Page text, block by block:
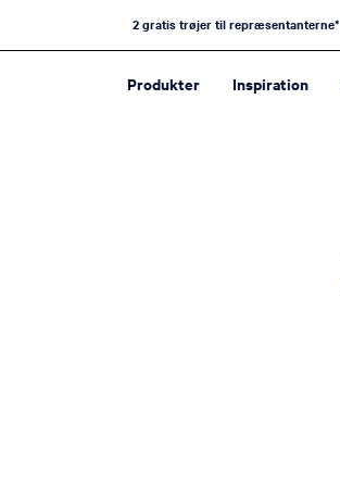
2 gratis trøjer til repræsentanterne*
Produkter Inspiration